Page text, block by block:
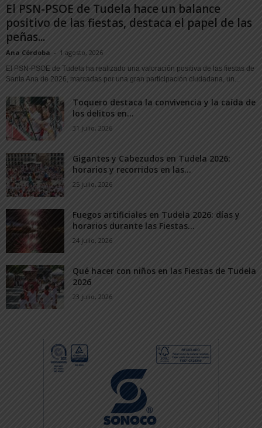
El PSN-PSOE de Tudela hace un balance
positivo de las fiestas, destaca el papel de las
peñas...
Ana Córdoba - 1 agosto, 2026
El PSN-PSOE de Tudela ha realizado una valoración positiva de las fiestas de
Santa Ana de 2026, marcadas por una gran participación ciudadana, un...
Toquero destaca la convivencia y la caída de
los delitos en...
31 julio, 2026
Gigantes y Cabezudos en Tudela 2026:
horarios y recorridos en las...
25 julio, 2026
Fuegos artificiales en Tudela 2026: días y
horarios durante las Fiestas...
24 julio, 2026
Qué hacer con niños en las Fiestas de Tudela
2026
23 julio, 2026